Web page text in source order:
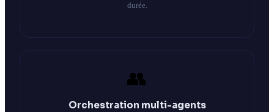
durée.
👥
Orchestration multi-agents